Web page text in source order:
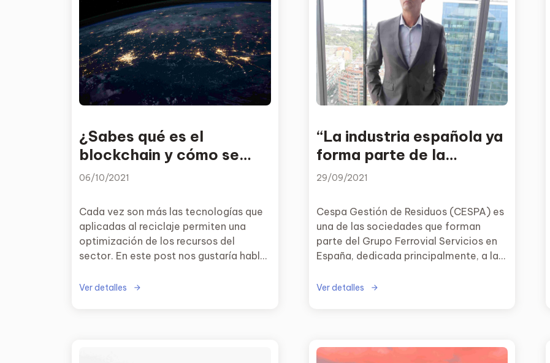
¿Sabes qué es el
blockchain y cómo se
puede aplicar en el
06/10/2021
Cada vez son más las tecnologías que
aplicadas al reciclaje permiten una
optimización de los recursos del
sector. En este post nos gustaría hablar
utilización a la economía circular.
Ver detalles
“La industria española ya
forma parte de la
solución del problema
29/09/2021
Cespa Gestión de Residuos (CESPA) es
una de las sociedades que forman
parte del Grupo Ferrovial Servicios en
España, dedicada principalmente, a la
clientes privados/públicos y al
Ver detalles